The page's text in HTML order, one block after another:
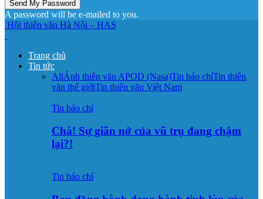
A password will be e-mailed to you.
Hội thiên văn Hà Nội – HAS
Trang chủ
Tin tức
AllẢnh thiên văn APOD (Nasa)Tin báo chíTin thiên
văn thế giớiTin thiên văn Việt Nam
Tin báo chí
Chà! Sự giãn nở của vũ trụ đang chậm
lại?!
Tin báo chí